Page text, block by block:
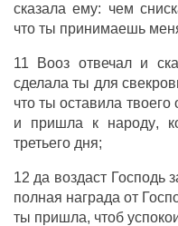
сказала ему: чем
что ты принимаешь
11 Вооз отвечали
сделала ты для
что тыоставила твоего
и пришла к народу,
третьего дня;
12 да воздаст Господь
полная награда от
ты пришла, чтоб